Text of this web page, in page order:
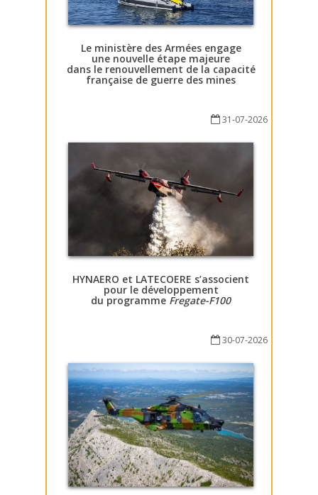
Le ministère des Armées engage
une nouvelle étape majeure
dans le renouvellement de la capacité
française de guerre des mines
31-07-2026
HYNAERO et LATECOERE s’associent
pour le développement
du programme Fregate-F100
30-07-2026